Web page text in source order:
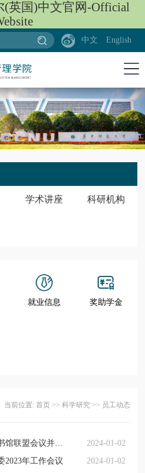
(英国)中文官网-Official
中文 English
学术讲座 科研机构
就业信息 奖助学金
当前位置: 首页>> 科学研究>> 员工动态
2024-01-02
2023年工作会议
2024-01-02